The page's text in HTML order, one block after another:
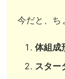
今だと、ち
体組成
スター